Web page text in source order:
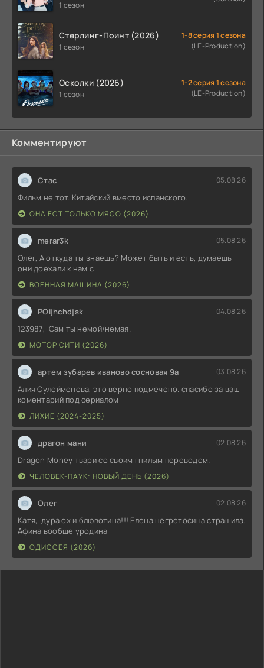
1 сезон
Стерлинг-Поинт (2026)
1 сезон
1-8 серия 1 сезона
(LE-Production)
Осколки (2026)
1 сезон
1-2 серия 1 сезона
(LE-Production)
Комментируют
Стас 05.08.26
Фильм не тот. Китайский вместо испанского.
ОНА ЕСТ ТОЛЬКО МЯСО (2026)
merar3k 05.08.26
Олег, А откуда ты знаешь? Может быть и есть, думаешь
они доехали к нам с
ВОЕННАЯ МАШИНА (2026)
POijhchdjsk 04.08.26
123987, Сам ты немой/немая.
МОТОР СИТИ (2026)
артем зубарев иваново сосновая 9а 03.08.26
Алия Сулейменова, это верно подмечено. спасибо за ваш
коментарий под сериалом
ЛИХИЕ (2024-2025)
драгон мани 02.08.26
Dragon Money твари со своим гнилым переводом.
ЧЕЛОВЕК-ПАУК: НОВЫЙ ДЕНЬ (2026)
Олег 02.08.26
Катя, дура ох и блювотина!!! Елена негретосина страшила,
Афина вообще уродина
ОДИССЕЯ (2026)